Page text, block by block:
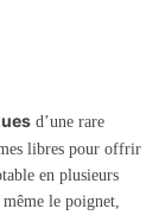
d’une rare
libres pour offrir
en plusieurs
le poignet,